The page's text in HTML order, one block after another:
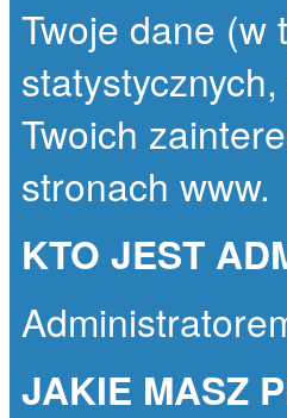
Twoje dane (w
Twoich
stronach www.
KTO JEST
JAKIE MASZ